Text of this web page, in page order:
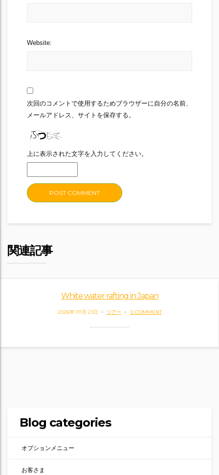
Website:
次回のコメントで使用するためブラウザーに自分の名前、
メールアドレス、サイトを保存する。
上に表示された文字を入力してください。
関連記事
White water rafting in Japan
2026年 07月 21日 ツアー 0 COMMENT
Blog categories
オプションメニュー
お客さま